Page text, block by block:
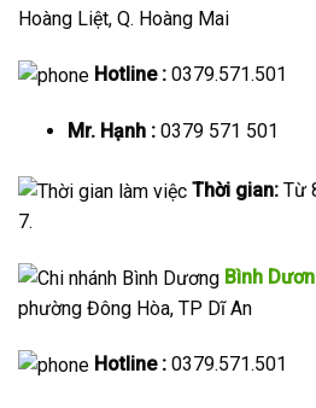
Hoàng Liệt, Q. Hoàng Mai
Hotline : 0379.571.501
Mr. Hạnh :0379 571 501
Thời gian: Từ
7.
Bình
phường Đông Hòa, TP Dĩ An
Hotline : 0379.571.501